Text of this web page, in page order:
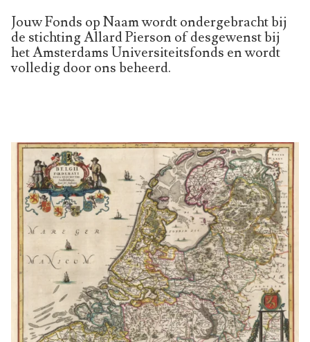
Jouw Fonds op Naam wordt ondergebracht bij
de stichting Allard Pierson of desgewenst bij
het Amsterdams Universiteitsfonds en wordt
volledig door ons beheerd.